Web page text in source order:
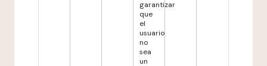
garantizar
que
el
usuario
no
sea
un